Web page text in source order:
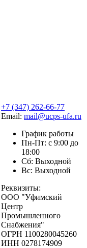
+7 (347) 262-66-77
Email: mail@ucps-ufa.ru
График работы
Пн-Пт: с 9:00 до
18:00
Сб: Выходной
Вс: Выходной
Реквизиты:
ООО "Уфимский
Центр
Промышленного
Снабжения"
ОГРН 1100280045260
ИНН 0278174909